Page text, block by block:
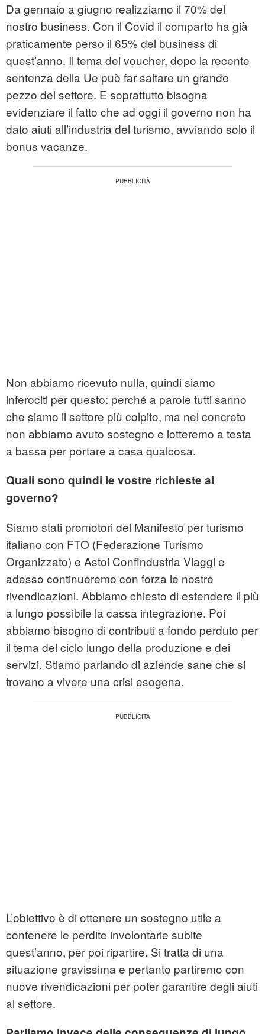
Da gennaio a giugno realizziamo il 70% del
nostro business. Con il Covid il comparto ha già
praticamente perso il 65% del business di
quest’anno. Il tema dei voucher, dopo la recente
sentenza della Ue può far saltare un grande
pezzo del settore. E soprattutto bisogna
evidenziare il fatto che ad oggi il governo non ha
dato aiuti all’industria del turismo, avviando solo il
bonus vacanze.
Non abbiamo ricevuto nulla, quindi siamo
inferociti per questo: perché a parole tutti sanno
che siamo il settore più colpito, ma nel concreto
non abbiamo avuto sostegno e lotteremo a testa
a bassa per portare a casa qualcosa.
Quali sono quindi le vostre richieste al
governo?
Siamo stati promotori del Manifesto per turismo
italiano con FTO (Federazione Turismo
Organizzato) e Astoi Confindustria Viaggi e
adesso continueremo con forza le nostre
rivendicazioni. Abbiamo chiesto di estendere il più
a lungo possibile la cassa integrazione. Poi
abbiamo bisogno di contributi a fondo perduto per
il tema del ciclo lungo della produzione e dei
servizi. Stiamo parlando di aziende sane che si
trovano a vivere una crisi esogena.
L’obiettivo è di ottenere un sostegno utile a
contenere le perdite involontarie subite
quest’anno, per poi ripartire. Si tratta di una
situazione gravissima e pertanto partiremo con
nuove rivendicazioni per poter garantire degli aiuti
al settore.